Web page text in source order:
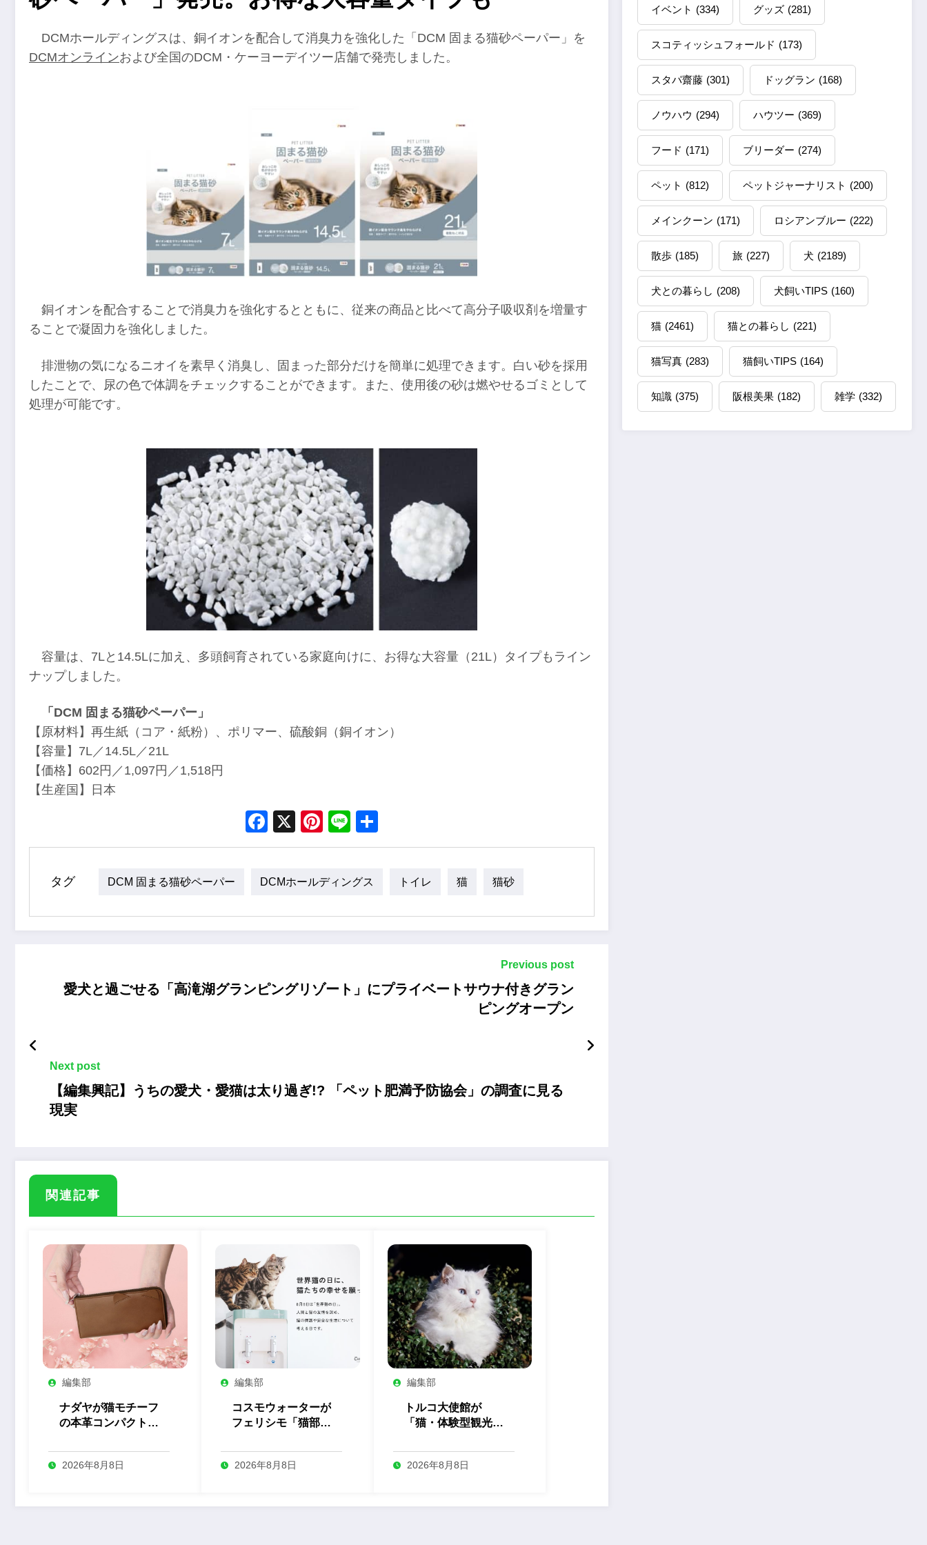
DCMホールディングスは、銅イオンを配合して消臭力を強化した「DCM 固まる猫砂ペーパー」を
DCMオンラインおよび全国のDCM・ケーヨーデイツー店舗で発売しました。
銅イオンを配合することで消臭力を強化するとともに、従来の商品と比べて高分子吸収剤を増量す
ることで凝固力を強化しました。
排泄物の気になるニオイを素早く消臭し、固まった部分だけを簡単に処理できます。白い砂を採用
したことで、尿の色で体調をチェックすることができます。また、使用後の砂は燃やせるゴミとして
処理が可能です。
容量は、7Lと14.5Lに加え、多頭飼育されている家庭向けに、お得な大容量（21L）タイプもライン
ナップしました。
「DCM 固まる猫砂ペーパー」
【原材料】再生紙（コア・紙粉）、ポリマー、硫酸銅（銅イオン）
【容量】7L／14.5L／21L
【価格】602円／1,097円／1,518円
【生産国】日本
Facebook
X Pinterest
Line
タグ DCM 固まる猫砂ペーパー DCMホールディングス トイレ 猫 猫砂
Previous post
愛犬と過ごせる「高滝湖グランピングリゾート」にプライベートサウナ付きグラン
ピングオープン
Next post
【編集興記】うちの愛犬・愛猫は太り過ぎ!? 「ペット肥満予防協会」の調査に見る
現実
関連記事
編集部
ナダヤが猫モチーフ
の本革コンパクト長
2026年8月8日
編集部
コスモウォーターが
フェリシモ「猫部」
始
2026年8月8日
編集部
トルコ大使館が
「猫・体験型観光」
表
2026年8月8日
イベント (334) グッズ (281)
スコティッシュフォールド (173)
スタパ齋藤 (301) ドッグラン (168)
ノウハウ (294) ハウツー (369)
フード (171) ブリーダー (274)
ペット (812) ペットジャーナリスト (200)
メインクーン (171) ロシアンブルー (222)
散歩 (185) 旅 (227) 犬 (2189)
犬との暮らし (208) 犬飼いTIPS (160)
猫 (2461) 猫との暮らし (221)
猫写真 (283) 猫飼いTIPS (164)
知識 (375) 阪根美果 (182) 雑学 (332)